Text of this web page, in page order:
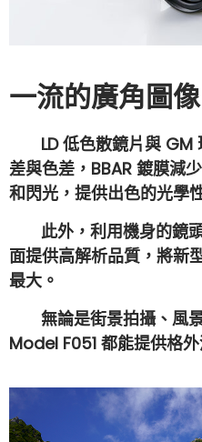
一流的廣角圖
LD 低色散鏡片與 GM
差與色差，BBAR 鍍膜減
和閃光，提供出色的光學
此外，利用機身的鏡頭
面提供高解析品質，將新
最大。
無論是街景拍攝、風景
Model F051 都能提供格